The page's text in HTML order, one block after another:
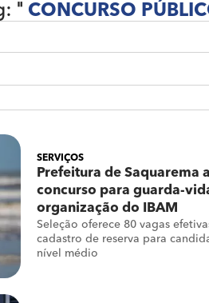
" CONCURSO
SERVIÇOS
Prefeitura de Saquarema
concurso para guarda-
organização do IBAM
Seleção oferece 80 vagas
cadastro de reserva para
nível médio